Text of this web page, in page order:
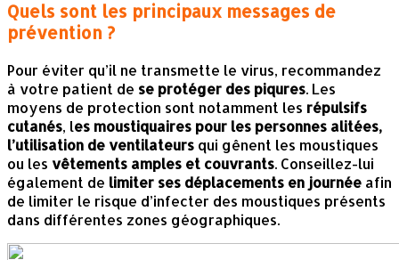
Quels sont les principaux messages de
prévention ?
Pour éviter qu’il ne transmette le virus, recommandez
à votre patient de se protéger des piqures. Les
moyens de protection sont notamment les répulsifs
cutanés, les moustiquaires pour les personnes alitées,
l’utilisation de ventilateurs qui gênent les moustiques
ou les vêtements amples et couvrants. Conseillez-lui
également de limiter ses déplacements en journée afin
de limiter le risque d’infecter des moustiques présents
dans différentes zones géographiques.